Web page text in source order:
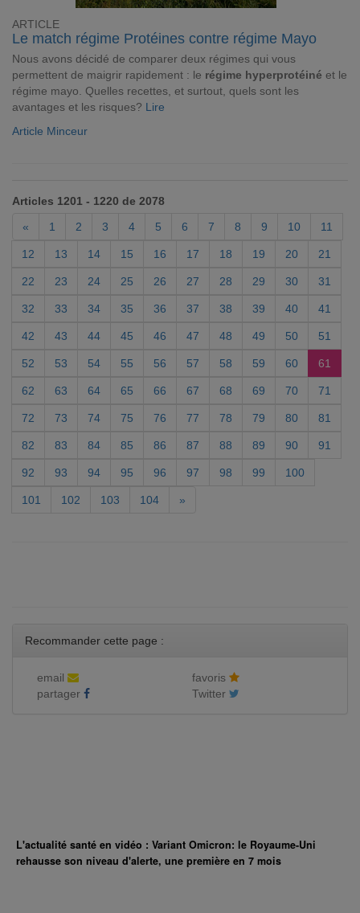
ARTICLE
Le match régime Protéines contre régime Mayo
Nous avons décidé de comparer deux régimes qui vous
permettent de maigrir rapidement : le régime hyperprotéiné et le
régime mayo. Quelles recettes, et surtout, quels sont les
avantages et les risques? Lire
Article Minceur
Articles 1201 - 1220 de 2078
«
1 2 3 4 5 6 7 8 9 10 11
12 13 14 15 16 17 18 19 20 21
22 23 24 25 26 27 28 29 30 31
32 33 34 35 36 37 38 39 40 41
42 43 44 45 46 47 48 49 50 51
52 53 54 55 56 57 58 59 60 61
62 63 64 65 66 67 68 69 70 71
72 73 74 75 76 77 78 79 80 81
82 83 84 85 86 87 88 89 90 91
92 93 94 95 96 97 98 99 100
101 102 103 104 »
Recommander cette page :
email
favoris
partager
Twitter
L'actualité santé en vidéo : Variant Omicron: le Royaume-Uni
rehausse son niveau d'alerte, une première en 7 mois